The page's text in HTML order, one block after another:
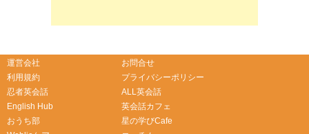
運営会社
お問合せ
利用規約
プライバシーポリシー
忍者英会話
ALL英会話
English Hub
英会話カフェ
おうち部
星の学びCafe